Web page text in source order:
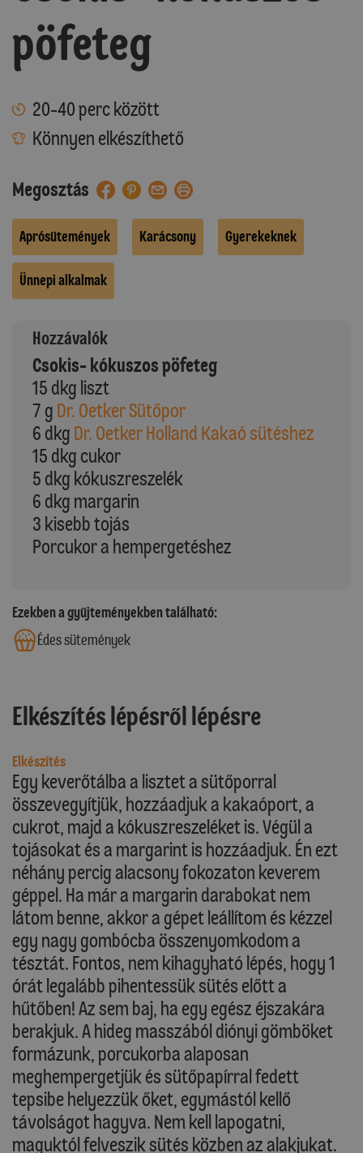
pöfeteg
20-40 perc között
Könnyen elkészíthető
Megosztás
Aprósütemények Karácsony Gyerekeknek
Ünnepi alkalmak
Hozzávalók
Csokis- kókuszos pöfeteg
15 dkg liszt
7 g Dr. Oetker Sütőpor
6 dkg Dr. Oetker Holland Kakaó sütéshez
15 dkg cukor
5 dkg kókuszreszelék
6 dkg margarin
3 kisebb tojás
Porcukor a hempergetéshez
Ezekben a gyűjteményekben található:
Édes sütemények
Elkészítés lépésről lépésre
Elkészítés
Egy keverőtálba a lisztet a sütőporral
összevegyítjük, hozzáadjuk a kakaóport, a
cukrot, majd a kókuszreszeléket is. Végül a
tojásokat és a margarint is hozzáadjuk. Én ezt
néhány percig alacsony fokozaton keverem
géppel. Ha már a margarin darabokat nem
látom benne, akkor a gépet leállítom és kézzel
egy nagy gombócba összenyomkodom a
tésztát. Fontos, nem kihagyható lépés, hogy 1
órát legalább pihentessük sütés előtt a
hűtőben! Az sem baj, ha egy egész éjszakára
berakjuk. A hideg masszából diónyi gömböket
formázunk, porcukorba alaposan
meghempergetjük és sütőpapírral fedett
tepsibe helyezzük őket, egymástól kellő
távolságot hagyva. Nem kell lapogatni,
maguktól felveszik sütés közben az alakjukat.